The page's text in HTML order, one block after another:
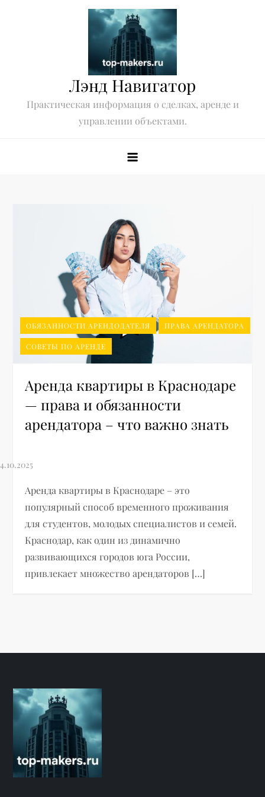
Лэнд Навигатор
Практическая информация о сделках, аренде и
управлении объектами.
ОБЯЗАННОСТИ АРЕНДОДАТЕЛЯ ПРАВА АРЕНДАТОРА
СОВЕТЫ ПО АРЕНДЕ
Аренда квартиры в Краснодаре
— права и обязанности
арендатора – что важно знать
Аренда квартиры в Краснодаре – это
популярный способ временного проживания
для студентов, молодых специалистов и семей.
Краснодар, как один из динамично
развивающихся городов юга России,
привлекает множество арендаторов […]